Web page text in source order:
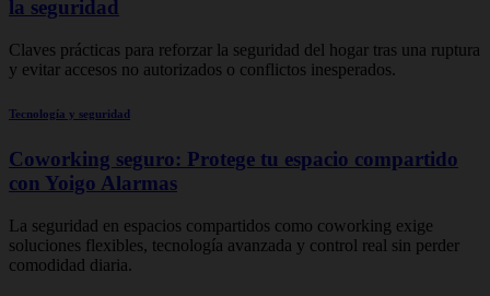
la seguridad
Claves prácticas para reforzar la seguridad del hogar tras una ruptura
y evitar accesos no autorizados o conflictos inesperados.
Tecnología y seguridad
Coworking seguro: Protege tu espacio compartido
con Yoigo Alarmas
La seguridad en espacios compartidos como coworking exige
soluciones flexibles, tecnología avanzada y control real sin perder
comodidad diaria.